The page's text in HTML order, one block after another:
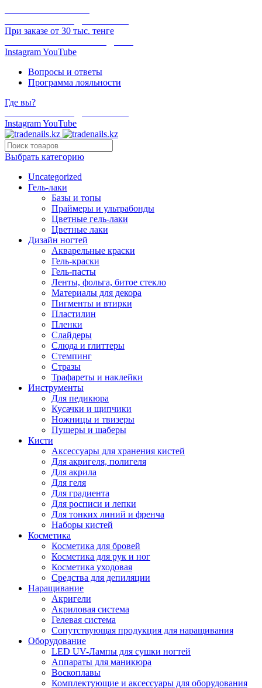
При заказе от 30 тыс. тенге
InstagramYouTube
Вопросы и ответы
Программа лояльности
Где вы?
InstagramYouTube
Выбрать категорию
Uncategorized
Гель-лаки
Базы и топы
Праймеры и ультрабонды
Цветные гель-лаки
Цветные лаки
Дизайн ногтей
Акварельные краски
Гель-краски
Гель-пасты
Ленты, фольга, битое стекло
Материалы для декора
Пигменты и втирки
Пластилин
Пленки
Слайдеры
Слюда и глиттеры
Стемпинг
Стразы
Трафареты и наклейки
Инструменты
Для педикюра
Кусачки и щипчики
Ножницы и твизеры
Пушеры и шаберы
Кисти
Аксессуары для хранения кистей
Для акригеля, полигеля
Для акрила
Для геля
Для градиента
Для росписи и лепки
Для тонких линий и френча
Наборы кистей
Косметика
Косметика для бровей
Косметика для рук и ног
Косметика уходовая
Средства для депиляции
Наращивание
Акригели
Акриловая система
Гелевая система
Сопутствующая продукция для наращивания
Оборудование
LED UV-Лампы для сушки ногтей
Аппараты для маникюра
Воскоплавы
Комплектующие и аксессуары для оборудования